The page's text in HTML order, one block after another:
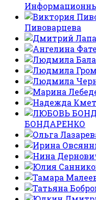
Пивоварцева
БОНДАРЕНКО